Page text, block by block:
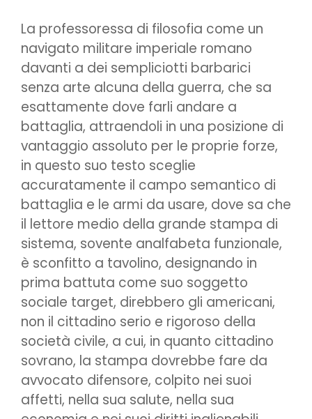
La professoressa di filosofia come un
navigato militare imperiale romano
davanti a dei sempliciotti barbarici
senza arte alcuna della guerra, che sa
esattamente dove farli andare a
battaglia, attraendoli in una posizione di
vantaggio assoluto per le proprie forze,
in questo suo testo sceglie
accuratamente il campo semantico di
battaglia e le armi da usare, dove sa che
il lettore medio della grande stampa di
sistema, sovente analfabeta funzionale,
è sconfitto a tavolino, designando in
prima battuta come suo soggetto
sociale target, direbbero gli americani,
non il cittadino serio e rigoroso della
società civile, a cui, in quanto cittadino
sovrano, la stampa dovrebbe fare da
avvocato difensore, colpito nei suoi
affetti, nella sua salute, nella sua